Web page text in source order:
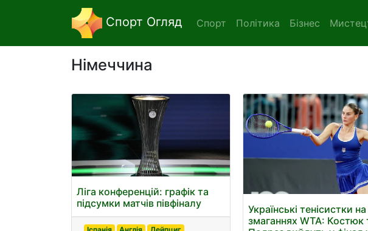
Спорт Огляд Спорт Політика Бізнес
Німеччина
Ліга конференцій: графік та
підсумки матчів півфіналу
Українські тенісистки на
змаганнях WTA: Костюк